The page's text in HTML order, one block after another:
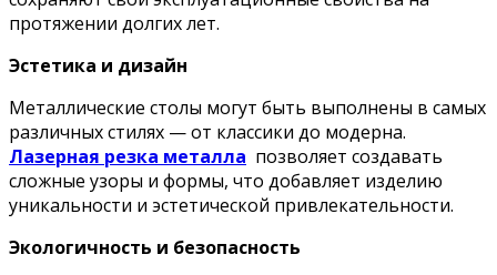
протяжении долгих лет.
Эстетика и дизайн
Металлические столы могут быть выполнены в самых
различных стилях — от классики до модерна.
Лазерная резка металла позволяет создавать
сложные узоры и формы, что добавляет изделию
уникальности и эстетической привлекательности.
Экологичность и безопасность